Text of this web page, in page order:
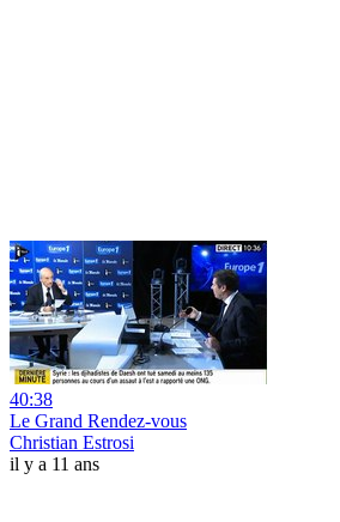
40:38
Le Grand Rendez-vous
Christian Estrosi
il y a 11 ans